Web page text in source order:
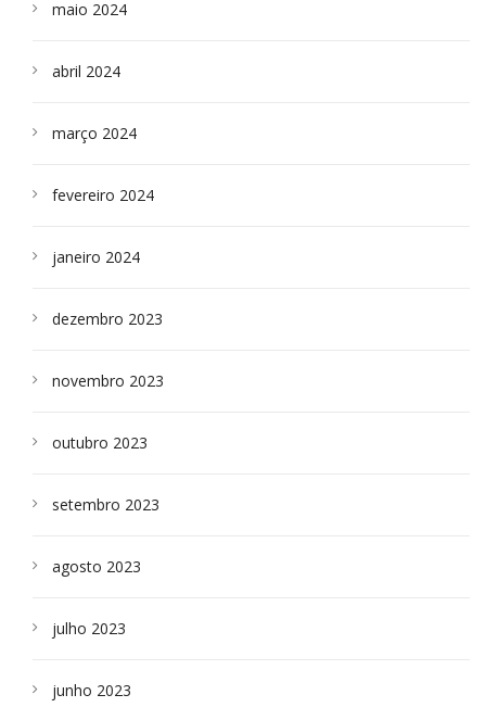
maio 2024
abril 2024
março 2024
fevereiro 2024
janeiro 2024
dezembro 2023
novembro 2023
outubro 2023
setembro 2023
agosto 2023
julho 2023
junho 2023